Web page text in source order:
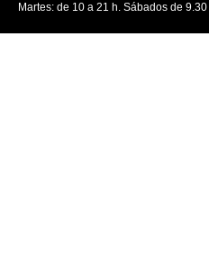
Martes: de 10 a 21 h. Sábados de